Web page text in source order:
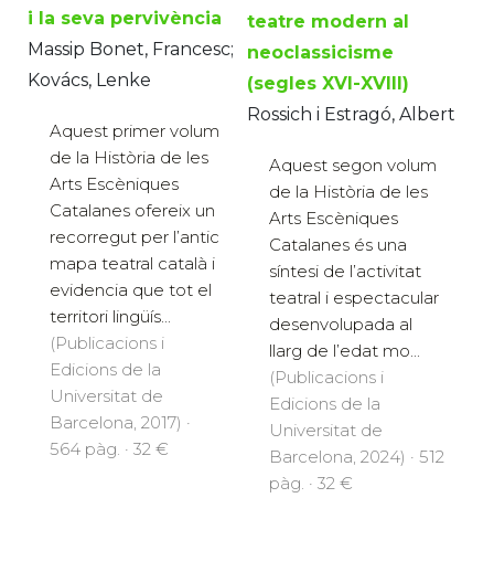
i la seva pervivència
Massip Bonet, Francesc;
Kovács, Lenke
Aquest primer volum
de la Història de les
Arts Escèniques
Catalanes ofereix un
recorregut per l’antic
mapa teatral català i
evidencia que tot el
territori lingüís...
(Publicacions i
Edicions de la
Universitat de
Barcelona, 2017) ·
564 pàg. · 32 €
teatre modern al
neoclassicisme
(segles XVI-XVIII)
Rossich i Estragó, Albert
Aquest segon volum
de la Història de les
Arts Escèniques
Catalanes és una
síntesi de l’activitat
teatral i espectacular
desenvolupada al
llarg de l’edat mo...
(Publicacions i
Edicions de la
Universitat de
Barcelona, 2024) · 512
pàg. · 32 €